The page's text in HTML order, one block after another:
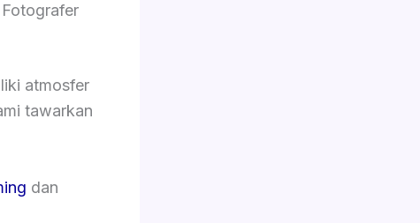
atmosfer
tawarkan
dan